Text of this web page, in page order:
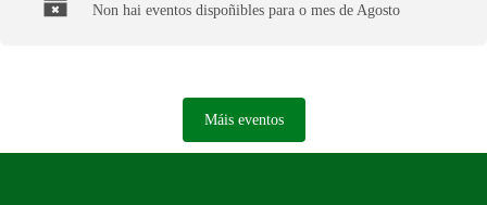
Non hai eventos dispoñibles para o mes de Agosto
Máis eventos